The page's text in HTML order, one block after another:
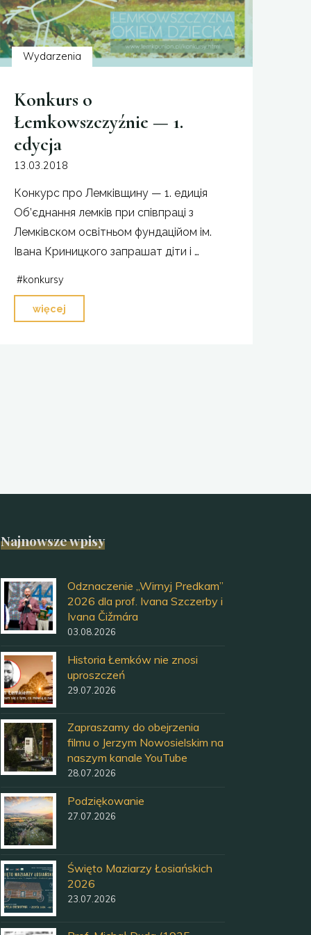
Wydarzenia
Konkurs o
Łemkowszczyźnie — 1.
edycja
13.03.2018
Конкурс про Лемківщину — 1. едиція
Об’єднання лемків при співпраці з
Лемківском освітньом фундаційом ім.
Івана Криницкого запрашат діти і …
#konkursy
więcej
o
Najnowsze wpisy
Odznaczenie „Wirnyj Predkam”
2026 dla prof. Ivana Szczerby i
Ivana Čižmára
03.08.2026
Historia Łemków nie znosi
uproszczeń
29.07.2026
Zapraszamy do obejrzenia
filmu o Jerzym Nowosielskim na
naszym kanale YouTube
28.07.2026
Podziękowanie
27.07.2026
Święto Maziarzy Łosiańskich
2026
23.07.2026